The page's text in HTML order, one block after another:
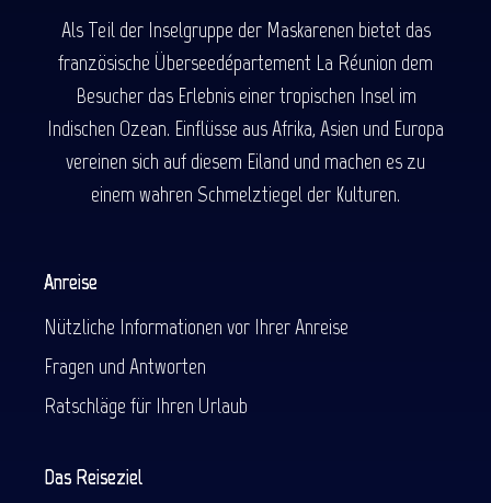
Als Teil der Inselgruppe der Maskarenen bietet das
französische Überseedépartement La Réunion dem
Besucher das Erlebnis einer tropischen Insel im
Indischen Ozean. Einflüsse aus Afrika, Asien und Europa
vereinen sich auf diesem Eiland und machen es zu
einem wahren Schmelztiegel der Kulturen.
Anreise
Nützliche Informationen vor Ihrer Anreise
Fragen und Antworten
Ratschläge für Ihren Urlaub
Das Reiseziel